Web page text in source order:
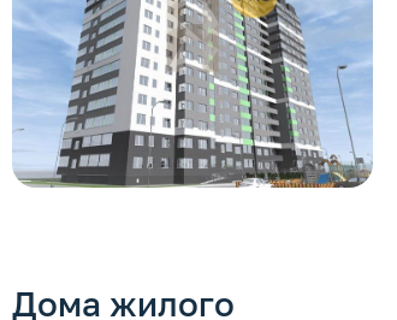
Дома жилого